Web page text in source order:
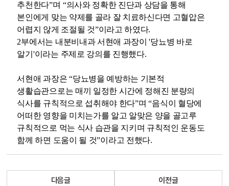
추천한다”며 “의사와 정확한 진단과 상담을 통해
본인에게 맞는 약제를 골라 잘 치료하신다면 고혈압은
어렵지 않게 조절될 것”이라고 하였다.
2부에서는 내분비내과 서현애 과장이'당뇨병 바로
알기 '이라는 주제로 강의를 진행했다.
서현애 과장은 “당뇨병을 예방하는 기본적
생활습관으로는 매끼 일정한 시간에 정해진 분량의
식사를 규칙적으로 섭취해야 한다”며“음식이 혈당에
어떠한 영향을 미치는가를 알고 알맞은 양을 골고루
규칙적으로 먹는 식사 습관을 지키며 규칙적인 운동도
함께 하면 도움이 될 것”이라고 전했다.
다음글 이전글